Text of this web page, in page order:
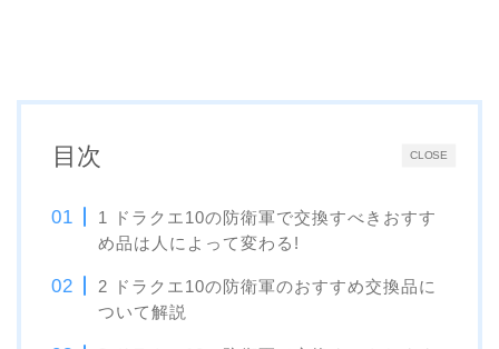
CLOSE
目次
1 ドラクエ10の防衛軍で交換すべきおすす
め品は人によって変わる!
2 ドラクエ10の防衛軍のおすすめ交換品に
ついて解説